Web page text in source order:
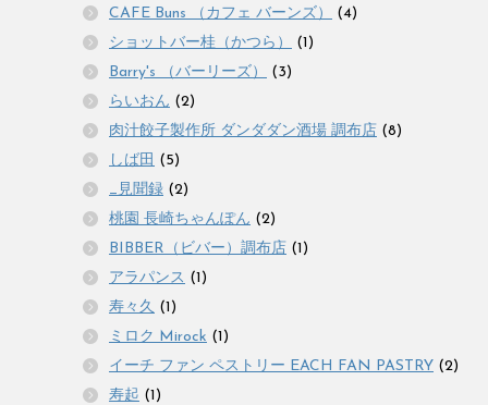
CAFE Buns （カフェ バーンズ）
(4)
ショットバー桂（かつら）
(1)
Barry's （バーリーズ）
(3)
らいおん (2)
肉汁餃子製作所 ダンダダン酒場 調布店 (8)
しば田 (5)
_見聞録 (2)
桃園 長崎ちゃんぽん (2)
BIBBER（ビバー）調布店 (1)
アラパンス (1)
寿々久 (1)
ミロク Mirock (1)
イーチ ファン ペストリー EACH FAN PASTRY (2)
寿起 (1)